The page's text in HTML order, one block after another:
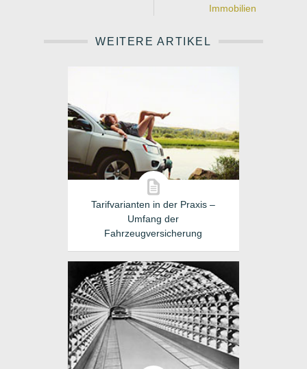
Immobilien
WEITERE ARTIKEL
Tarifvarianten in der Praxis –
Umfang der
Fahrzeugversicherung